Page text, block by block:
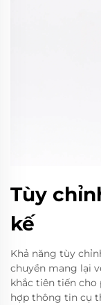
Tùy
kế
Khả năng tùy
chuyền mang lại
khắc tiên tiến cho
hợp thông tin cụ